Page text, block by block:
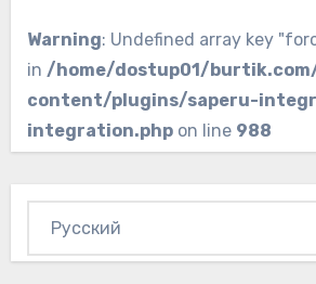
Warning: Undefined array key
in /home/dostup01/
content/plugins/saperu-
integration.phpon line 988
язык